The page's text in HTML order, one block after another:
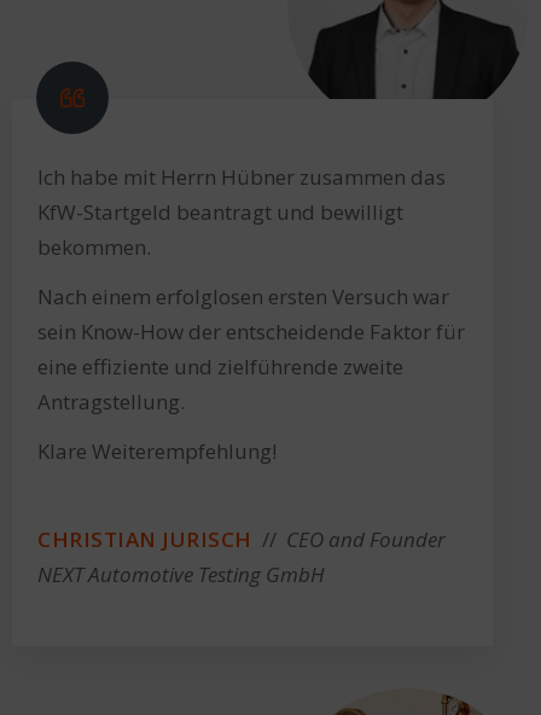
Ich habe mit Herrn Hübner zusammen das
KfW-Startgeld beantragt und bewilligt
bekommen.
Nach einem erfolglosen ersten Versuch war
sein Know-How der entscheidende Faktor für
eine effiziente und zielführende zweite
Antragstellung.
Klare Weiterempfehlung!
CHRISTIAN JURISCH // CEO and Founder
NEXT Automotive Testing GmbH